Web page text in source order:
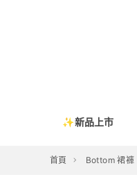
✨新品上市
首頁 Bottom 裙褲